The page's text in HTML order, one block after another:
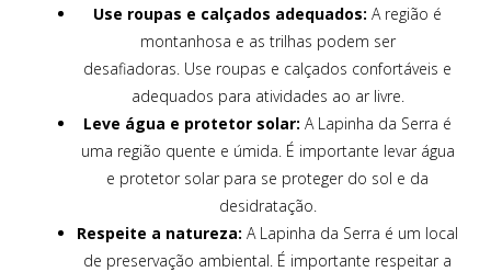
Use roupas e calçados adequados: A região é
montanhosa e as trilhas podem ser
desafiadoras. Use roupas e calçados confortáveis e
adequados para atividades ao ar livre.
Leve água e protetor solar: A Lapinha da Serra é
uma região quente e úmida. É importante levar água
e protetor solar para se proteger do sol e da
desidratação.
Respeite a natureza: A Lapinha da Serra é um local
de preservação ambiental. É importante respeitar a